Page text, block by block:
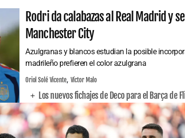
Rodri da calabazas al Real Madrid y
Manchester City
Azulgranas y blancos estudian la posible
madrileño prefieren el color azulgrana
Oriol Solé Vicente Víctor Malo
Los nuevos fichajes de Deco para el Barça de